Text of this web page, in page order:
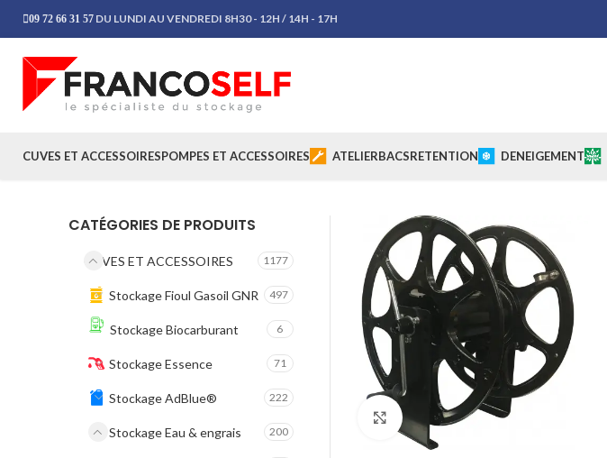
09 72 66 31 57 DU LUNDI AU VENDREDI 8H30 - 12H / 14H - 17H
CUVES ET ACCESSOIRESPOMPES ET ACCESSOIRES ATELIERBACSRETENTION DENEIGEMENT
Cliquez pour agrandir
CATÉGORIES DE PRODUITS
CUVES ET ACCESSOIRES 1177
Stockage Fioul Gasoil GNR 497
Stockage Biocarburant 6
Stockage Essence 71
Stockage AdBlue® 222
Stockage Eau & engrais 200